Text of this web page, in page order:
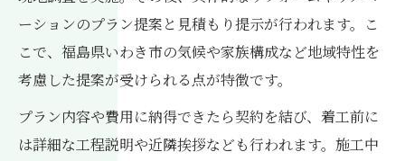
ーションのプラン提案と見積もり提示が行われます。こ
こで、福島県いわき市の気候や家族構成など地域特性を
考慮した提案が受けられる点が特徴です。
プラン内容や費用に納得できたら契約を結び、着工前に
は詳細な工程説明や近隣挨拶なども行われます。施工中